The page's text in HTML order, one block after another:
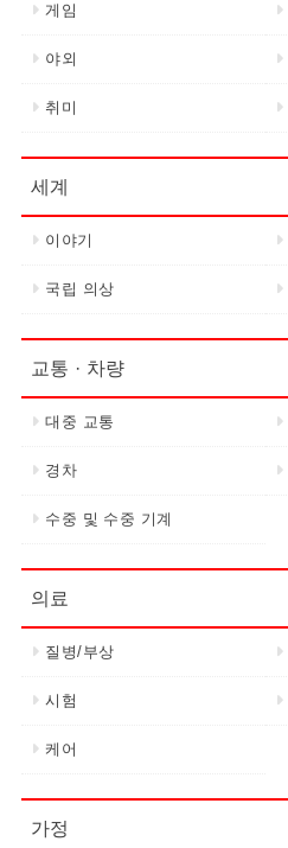
게임
야외
취미
세계
이야기
국립 의상
교통 · 차량
대중 교통
경차
수중 및 수중 기계
의료
질병/부상
시험
케어
가정